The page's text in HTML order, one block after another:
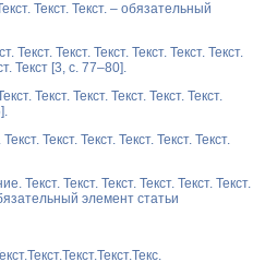
Текст. Текст. – обязательный
Текст. Текст. Текст. Текст. Текст.
Текст [3, с. 77–80].
Текст. Текст. Текст. Текст. Текст.
Текст. Текст. Текст. Текст. Текст.
Текст. Текст. Текст. Текст. Текст. Текст.
элемент статьи